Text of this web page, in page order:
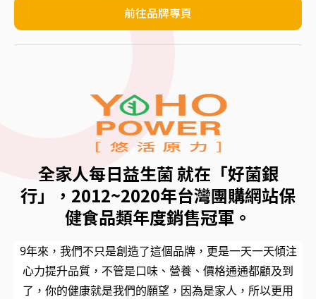
前往品牌專頁
全家人每日益生菌 就在「好菌銀
行」，2012~2020年台灣團購網站保
健食品類年度銷售冠軍。
9年來，我們不只是創造了這個品牌，更是一天一天傾注
心力提升品質，不管是口味、營養、價格通通都顧及到
了，你的健康就是我們的願望，因為是家人，所以更用